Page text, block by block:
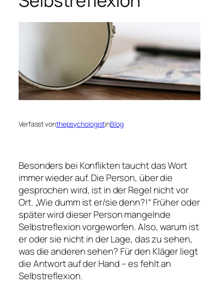
Verfasst vonthepsychologistinBlog
Besonders bei Konflikten taucht das Wort
immer wieder auf. Die Person, über die
gesprochen wird, ist in der Regel nicht vor
Ort. „Wie dumm ist er/sie denn?!“ Früher oder
später wird dieser Person mangelnde
Selbstreflexion vorgeworfen. Also, warum ist
er oder sie nicht in der Lage, das zu sehen,
was die anderen sehen? Für den Kläger liegt
die Antwort auf der Hand – es fehlt an
Selbstreflexion.